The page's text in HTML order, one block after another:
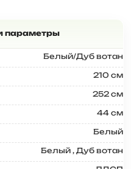
Белый/Дуб вотан
210 см
252 см
44 см
Белый
Белый , Дуб вотан